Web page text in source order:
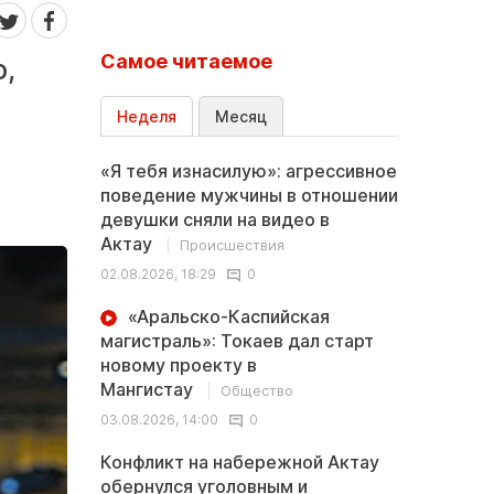
Самое читаемое
Неделя Месяц
«Я тебя изнасилую»: агрессивное
поведение мужчины в отношении
девушки сняли на видео в
Актау
Происшествия
02.08.2026, 18:29
0
«Аральско-Каспийская
магистраль»: Токаев дал старт
новому проекту в
Мангистау
Общество
03.08.2026, 14:00
0
Конфликт на набережной Актау
обернулся уголовным и